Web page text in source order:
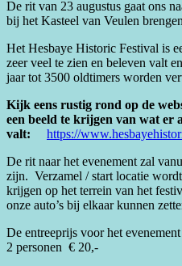
De rit van 23 augustus gaat ons
bij het Kasteel van Veulen
Het Hesbaye Historic Festival is
zeer veel te zien en beleven valt
jaar tot 3500 oldtimers worden
Kijk eens rustig rond op de
een beeld te krijgen van wat er
valt:
https://
De rit naar het evenement zal
zijn. Verzamel / start locatie
krijgen op het terrein van het
onze auto’s bij elkaar kunnen
De entreeprijs voor het
2 personen € 20,-